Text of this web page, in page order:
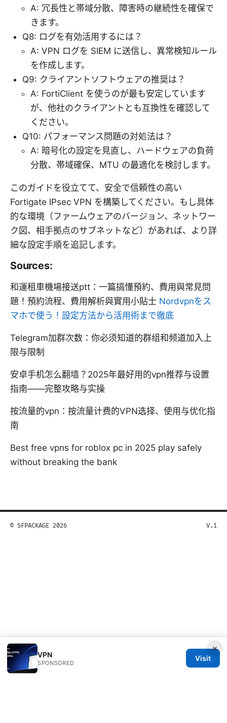
A: 冗長性と帯域分散、障害時の継続性を確保で
きます。
Q8: ログを有効活用するには？
A: VPN ログを SIEM に送信し、異常検知ルール
を作成します。
Q9: クライアントソフトウェアの推奨は？
A: FortiClient を使うのが最も安定しています
が、他社のクライアントとも互換性を確認して
ください。
Q10: パフォーマンス問題の対処法は？
A: 暗号化の設定を見直し、ハードウェアの負荷
分散、帯域確保、MTU の最適化を検討します。
このガイドを役立てて、安全で信頼性の高い
Fortigate IPsec VPN を構築してください。もし具体
的な環境（ファームウェアのバージョン、ネットワー
ク図、相手拠点のサブネットなど）があれば、より詳
細な設定手順を追記します。
Sources:
和運租車機場接送ptt：一篇搞懂預約、費用與常見問
題！預約流程、費用解析與實用小貼士 Nordvpnをス
マホで使う！設定方法から活用術まで徹底
Telegram加群次数：你必须知道的群组和频道加入上
限与限制
安卓手机怎么翻墙？2025年最好用的vpn推荐与设置
指南——完整攻略与实操
按流量的vpn：按流量计费的VPN选择、使用与优化指
南
Best free vpns for roblox pc in 2025 play safely
without breaking the bank
×
VPN
SPONSORED
Visit
© SFPACKAGE 2026 V.1